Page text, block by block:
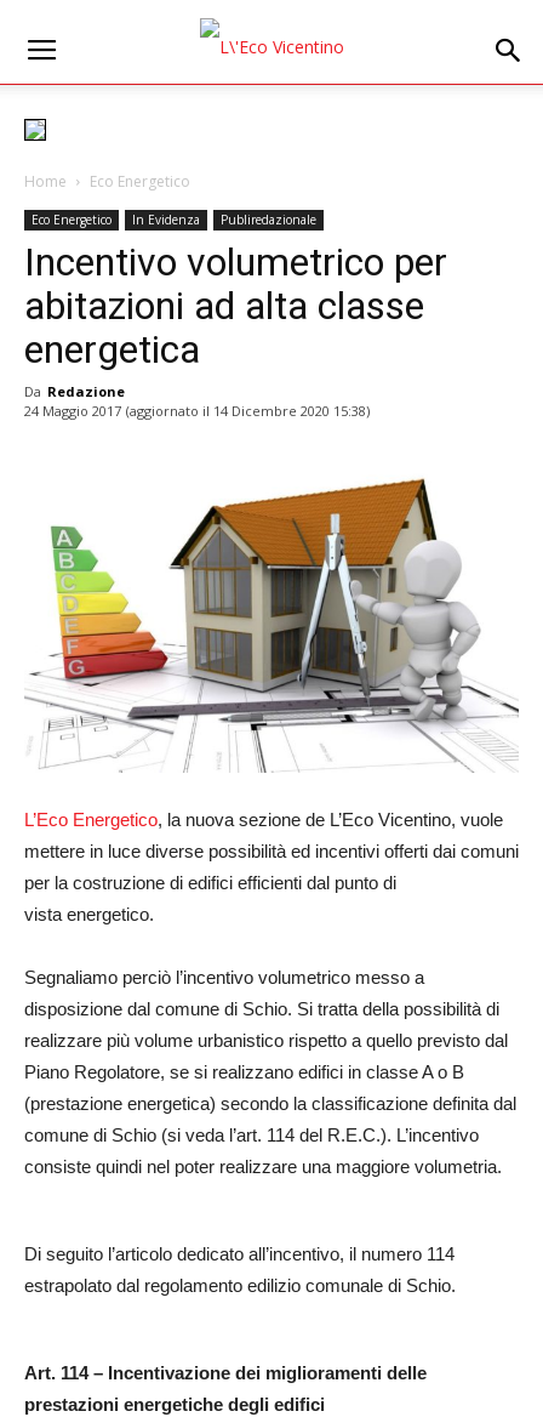
Home Eco Energetico
Eco Energetico In Evidenza Publiredazionale
Incentivo volumetrico per
abitazioni ad alta classe
energetica
Da Redazione
24 Maggio 2017 (aggiornato il 14 Dicembre 2020 15:38)
L’Eco Energetico, la nuova sezione de L’Eco Vicentino, vuole
mettere in luce diverse possibilità ed incentivi offerti dai comuni
per la costruzione di edifici efficienti dal punto di
vista energetico.
Segnaliamo perciò l’incentivo volumetrico messo a
disposizione dal comune di Schio. Si tratta della possibilità di
realizzare più volume urbanistico rispetto a quello previsto dal
Piano Regolatore, se si realizzano edifici in classe A o B
(prestazione energetica) secondo la classificazione definita dal
comune di Schio (si veda l’art. 114 del R.E.C.). L’incentivo
consiste quindi nel poter realizzare una maggiore volumetria.
Di seguito l’articolo dedicato all’incentivo, il numero 114
estrapolato dal regolamento edilizio comunale di Schio.
Art. 114 – Incentivazione dei miglioramenti delle
prestazioni energetiche degli edifici